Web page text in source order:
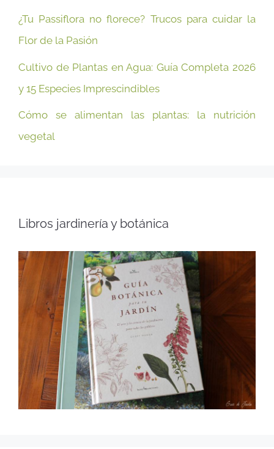
¿Tu Passiflora no florece? Trucos para cuidar la
Flor de la Pasión
Cultivo de Plantas en Agua: Guía Completa 2026
y 15 Especies Imprescindibles
Cómo se alimentan las plantas: la nutrición
vegetal
Libros jardinería y botánica